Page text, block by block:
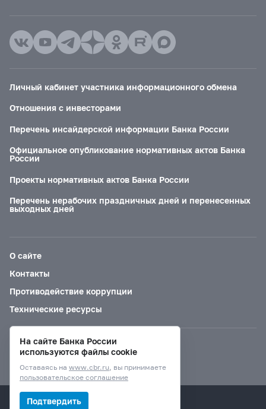
Личный кабинет участника информационного обмена
Отношения с инвесторами
Перечень инсайдерской информации Банка России
Официальное опубликование нормативных актов Банка
России
Проекты нормативных актов Банка России
Перечень нерабочих праздничных дней и перенесенных
выходных дней
О сайте
Контакты
Противодействие коррупции
Технические ресурсы
Версия для слабовидящих
© Банк России, 2000–2026.
На сайте Банка России
используются файлы cookie
Оставаясь на www.cbr.ru, вы принимаете
пользовательское соглашение
Подтвердить